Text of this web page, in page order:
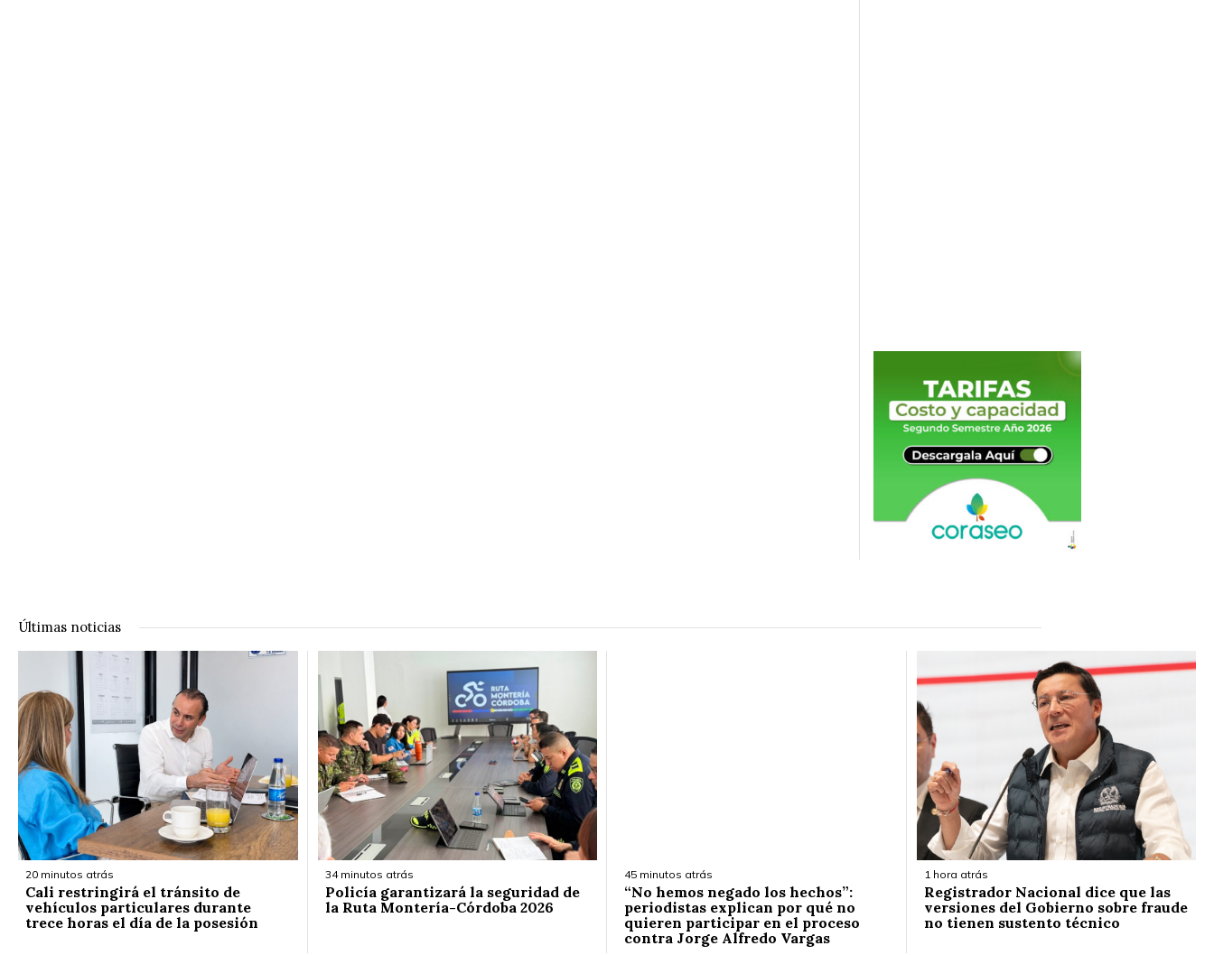
Últimas noticias
20 minutos atrás
Cali restringirá el tránsito de
vehículos particulares durante
trece horas el día de la posesión
34 minutos atrás
Policía garantizará la seguridad de
la Ruta Montería-Córdoba 2026
45 minutos atrás
“No hemos negado los hechos”:
periodistas explican por qué no
quieren participar en el proceso
contra Jorge Alfredo Vargas
1 hora atrás
Registrador Nacional dice que las
versiones del Gobierno sobre fraude
no tienen sustento técnico